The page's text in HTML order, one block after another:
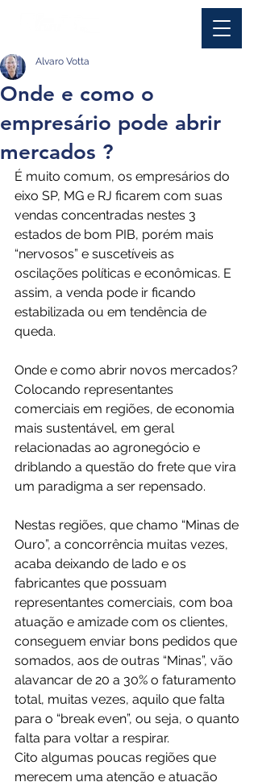
Onde e como o
empresário pode abrir
mercados ?
Alvaro Votta
É muito comum, os empresários do
eixo SP, MG e RJ ficarem com suas
vendas concentradas nestes 3
estados de bom PIB, porém mais
“nervosos” e suscetíveis as
oscilações políticas e econômicas. E
assim, a venda pode ir ficando
estabilizada ou em tendência de
queda.
Onde e como abrir novos mercados?
Colocando representantes
comerciais em regiões, de economia
mais sustentável, em geral
relacionadas ao agronegócio e
driblando a questão do frete que vira
um paradigma a ser repensado.
Nestas regiões, que chamo “Minas de
Ouro”, a concorrência muitas vezes,
acaba deixando de lado e os
fabricantes que possuam
representantes comerciais, com boa
atuação e amizade com os clientes,
conseguem enviar bons pedidos que
somados, aos de outras “Minas”, vão
alavancar de 20 a 30% o faturamento
total, muitas vezes, aquilo que falta
para o “break even”, ou seja, o quanto
falta para voltar a respirar.
Cito algumas poucas regiões que
merecem uma atenção e atuação